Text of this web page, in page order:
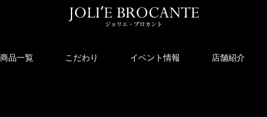
商品一覧 こだわり イベント情報 店舗紹介